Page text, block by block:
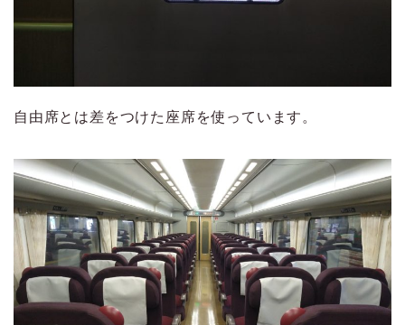
自由席とは差をつけた座席を使っています。